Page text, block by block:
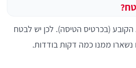
(בכרטיס הטיסה). לכן יש לבטח
ממנו כמה דקות בודדות.